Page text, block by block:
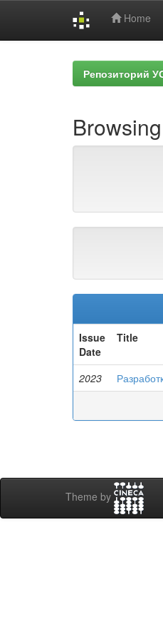
Home
Репозиторий
Issue
Date
Title
2023
Theme by